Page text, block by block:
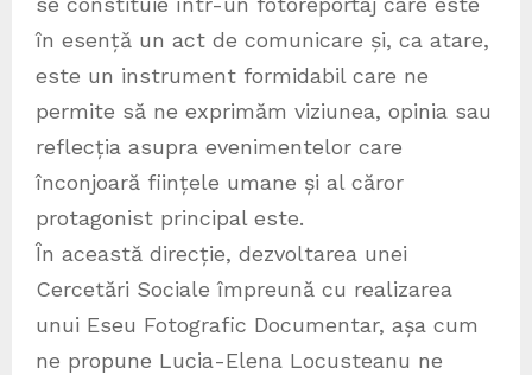
în esență un act de comunicare și, ca atare,
este un instrument formidabil care ne
permite să ne exprimăm viziunea, opinia sau
reflecția asupra evenimentelor care
înconjoară ființele umane și al căror
protagonist principal este.
În această direcție, dezvoltarea unei
Cercetări Sociale împreună cu realizarea
unui Eseu Fotografic Documentar, așa cum
ne propune Lucia-Elena Locusteanu ne